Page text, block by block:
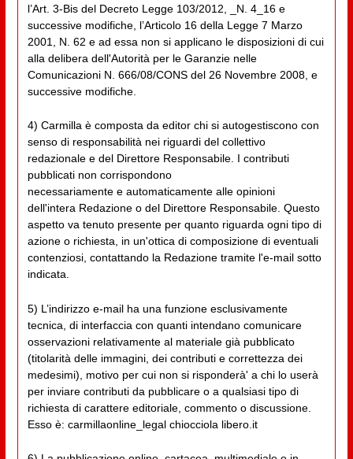
l’Art. 3-Bis del Decreto Legge 103/2012, _N. 4_16 e
successive modifiche, l’Articolo 16 della Legge 7 Marzo
2001, N. 62 e ad essa non si applicano le disposizioni di cui
alla delibera dell'Autorità per le Garanzie nelle
Comunicazioni N. 666/08/CONS del 26 Novembre 2008, e
successive modifiche.
4) Carmilla è composta da editor chi si autogestiscono con
senso di responsabilità nei riguardi del collettivo
redazionale e del Direttore Responsabile. I contributi
pubblicati non corrispondono
necessariamente e automaticamente alle opinioni
dell'intera Redazione o del Direttore Responsabile. Questo
aspetto va tenuto presente per quanto riguarda ogni tipo di
azione o richiesta, in un'ottica di composizione di eventuali
contenziosi, contattando la Redazione tramite l'e-mail sotto
indicata.
5) L’indirizzo e-mail ha una funzione esclusivamente
tecnica, di interfaccia con quanti intendano comunicare
osservazioni relativamente al materiale già pubblicato
(titolarità delle immagini, dei contributi e correttezza dei
medesimi), motivo per cui non si risponderà' a chi lo userà
per inviare contributi da pubblicare o a qualsiasi tipo di
richiesta di carattere editoriale, commento o discussione.
Esso è: carmillaonline_legal chiocciola libero.it